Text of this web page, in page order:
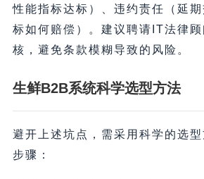
性能指标达标）、违约责任（延
标如何赔偿）。建议聘请IT法律
核，避免条款模糊导致的风险。
生鲜B2B系统科学选型方法
避开上述坑点，需采用科学的选
步骤：